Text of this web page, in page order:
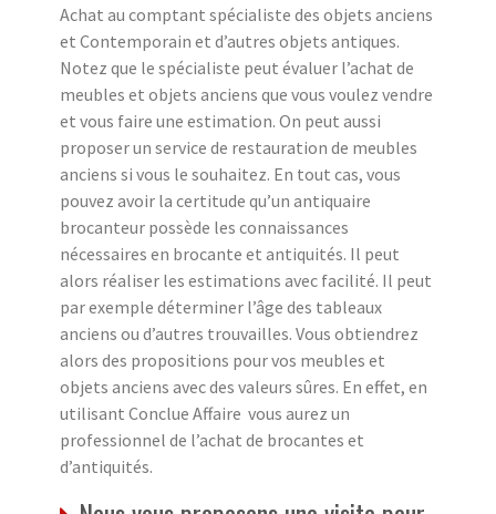
Achat au comptant spécialiste des objets anciens
et Contemporain et d’autres objets antiques.
Notez que le spécialiste peut évaluer l’achat de
meubles et objets anciens que vous voulez vendre
et vous faire une estimation. On peut aussi
proposer un service de restauration de meubles
anciens si vous le souhaitez. En tout cas, vous
pouvez avoir la certitude qu’un antiquaire
brocanteur possède les connaissances
nécessaires en brocante et antiquités. Il peut
alors réaliser les estimations avec facilité. Il peut
par exemple déterminer l’âge des tableaux
anciens ou d’autres trouvailles. Vous obtiendrez
alors des propositions pour vos meubles et
objets anciens avec des valeurs sûres. En effet, en
utilisant Conclue Affaire vous aurez un
professionnel de l’achat de brocantes et
d’antiquités.